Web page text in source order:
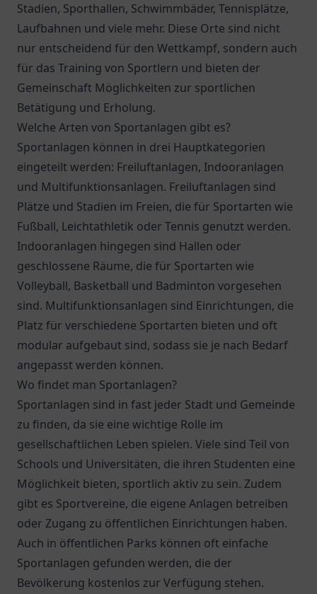
Stadien, Sporthallen, Schwimmbäder, Tennisplätze,
Laufbahnen und viele mehr. Diese Orte sind nicht
nur entscheidend für den Wettkampf, sondern auch
für das Training von Sportlern und bieten der
Gemeinschaft Möglichkeiten zur sportlichen
Betätigung und Erholung.
Welche Arten von Sportanlagen gibt es?
Sportanlagen können in drei Hauptkategorien
eingeteilt werden: Freiluftanlagen, Indooranlagen
und Multifunktionsanlagen. Freiluftanlagen sind
Plätze und Stadien im Freien, die für Sportarten wie
Fußball, Leichtathletik oder Tennis genutzt werden.
Indooranlagen hingegen sind Hallen oder
geschlossene Räume, die für Sportarten wie
Volleyball, Basketball und Badminton vorgesehen
sind. Multifunktionsanlagen sind Einrichtungen, die
Platz für verschiedene Sportarten bieten und oft
modular aufgebaut sind, sodass sie je nach Bedarf
angepasst werden können.
Wo findet man Sportanlagen?
Sportanlagen sind in fast jeder Stadt und Gemeinde
zu finden, da sie eine wichtige Rolle im
gesellschaftlichen Leben spielen. Viele sind Teil von
Schools und Universitäten, die ihren Studenten eine
Möglichkeit bieten, sportlich aktiv zu sein. Zudem
gibt es Sportvereine, die eigene Anlagen betreiben
oder Zugang zu öffentlichen Einrichtungen haben.
Auch in öffentlichen Parks können oft einfache
Sportanlagen gefunden werden, die der
Bevölkerung kostenlos zur Verfügung stehen.